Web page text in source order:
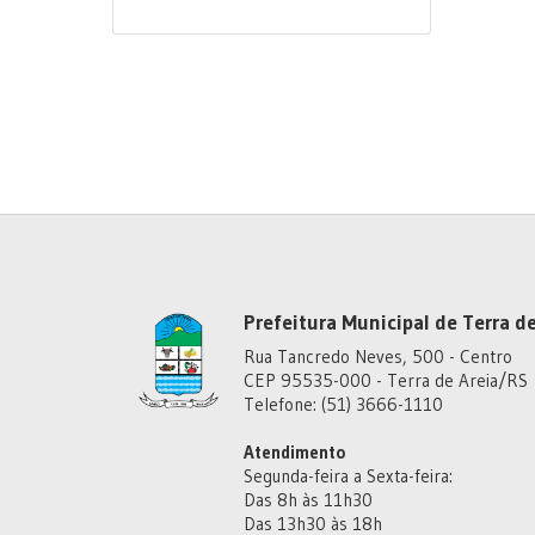
Prefeitura Municipal de Terra
Rua Tancredo Neves, 500 - Centro
CEP 95535-000 - Terra de Areia/RS
Telefone: (51) 3666-1110
Atendimento
Segunda-feira a Sexta-feira:
Das 8h às 11h30
Das 13h30 às 18h